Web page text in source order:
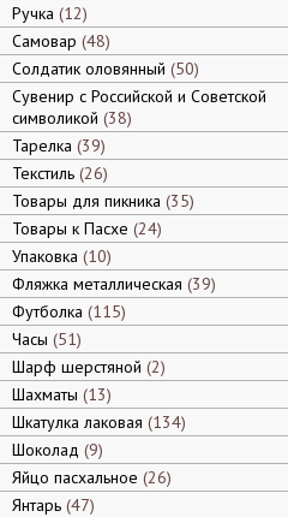
Ручка 12
Самовар 48
Солдатик оловянный 50
Сувенир с Российской и Советской
символикой 38
Тарелка 39
Текстиль 26
Товары для пикника 35
Товары к Пасхе 24
Упаковка 10
Фляжка металлическая 39
Футболка 115
Часы 51
Шарф шерстяной 2
Шахматы 13
Шкатулка лаковая 134
Шоколад 9
Яйцо пасхальное 26
Янтарь 47